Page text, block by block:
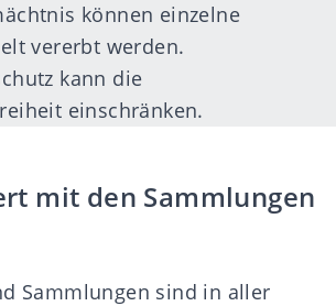
können einzelne
vererbt werden.
kann die
einschränken.
mit den Sammlungen
Sammlungen sind in aller